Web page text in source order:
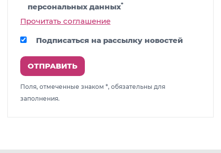
персональных данных*
Прочитать соглашение
Подписаться на рассылку новостей
ОТПРАВИТЬ
Поля, отмеченные знаком *, обязательны для
заполнения.